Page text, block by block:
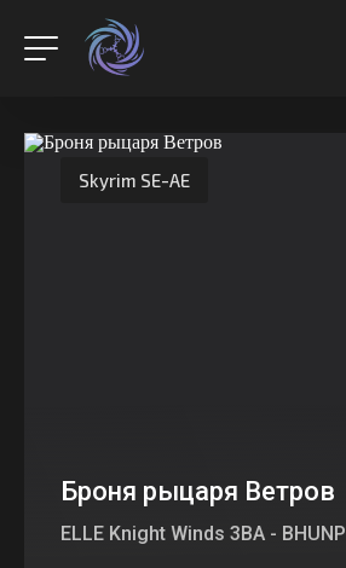
Skyrim SE-AE
Броня рыцаря Ветров
ELLE Knight Winds 3BA - BHUNP